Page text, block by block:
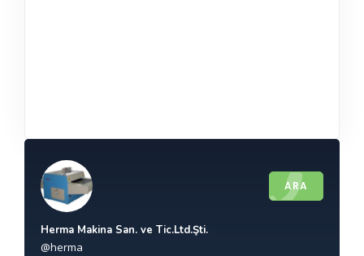
ARA
Herma Makina San. ve Tic.Ltd.Şti.
@herma